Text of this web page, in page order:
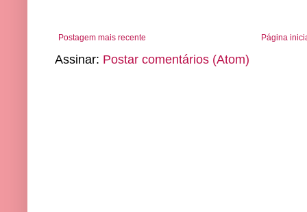
Postagem mais recente Página
Assinar: Postar comentários (Atom)